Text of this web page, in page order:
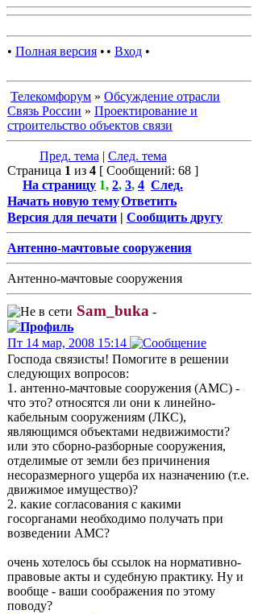
• Полная версия • • Вход •
Телекомфорум » Обсуждение отрасли
Связь России » Проектирование и
строительство объектов связи
Пред. тема | След. тема
Страница 1 из 4 [ Сообщений: 68 ]
На страницу 1, 2, 3, 4 След.
Начать новую темуОтветить
Версия для печати | Сообщить другу
Антенно-мачтовые сооружения
Антенно-мачтовые сооружения
Sam_buka -
Пт 14 мар, 2008 15:14
Господа связисты! Помогите в решении
следующих вопросов:
1. антенно-мачтовые сооружения (АМС) -
что это? относятся ли они к линейно-
кабельным сооружениям (ЛКС),
являющимся объектами недвижимости?
или это сборно-разборные сооружения,
отделимые от земли без причинения
несоразмерного ущерба их назначению (т.е.
движимое имущество)?
2. какие согласования с какими
госорганами необходимо получать при
возведении АМС?
очень хотелось бы ссылок на нормативно-
правовые акты и судебную практику. Ну и
вообще - ваши соображения по этому
поводу?